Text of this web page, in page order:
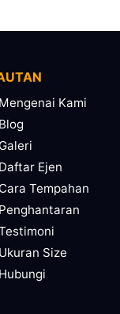
Mengenai Kami
Blog
Galeri
Daftar Ejen
Cara Tempahan
Penghantaran
Ukuran Size
Hubungi